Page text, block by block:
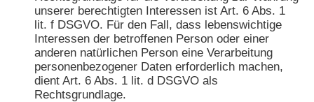
unserer berechtigten Interessen ist Art. 6 Abs. 1
lit. f DSGVO. Für den Fall, dass lebenswichtige
Interessen der betroffenen Person oder einer
anderen natürlichen Person eine Verarbeitung
personenbezogener Daten erforderlich machen,
dient Art. 6 Abs. 1 lit. d DSGVO als
Rechtsgrundlage.